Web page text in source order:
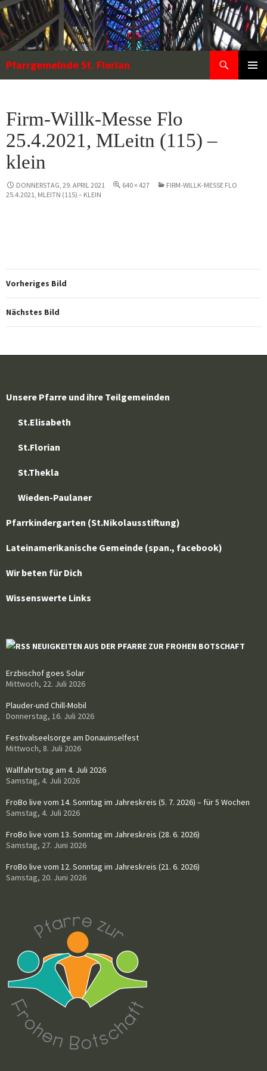
Zum
Inhalt
springen
Pfarrgemeinde St. Florian
Firm-Willk-Messe Flo
25.4.2021, MLeitn (115) –
klein
DONNERSTAG, 29. APRIL 2021 640 × 427
FIRM-WILLK-MESSE FLO
25.4.2021, MLEITN (115) – KLEIN
Vorheriges Bild
Nächstes Bild
Unsere Pfarre und ihre Teilgemeinden
St.Elisabeth
St.Florian
St.Thekla
Wieden-Paulaner
Pfarrkindergarten (St.Nikolausstiftung)
Lateinamerikanische Gemeinde (span., facebook)
Wir beten für Dich
Wissenswerte Links
NEUIGKEITEN AUS DER PFARRE ZUR FROHEN BOTSCHAFT
Erzbischof goes Solar
Mittwoch, 22. Juli 2026
Plauder-und Chill-Mobil
Donnerstag, 16. Juli 2026
Festivalseelsorge am Donauinselfest
Mittwoch, 8. Juli 2026
Wallfahrtstag am 4. Juli 2026
Samstag, 4. Juli 2026
FroBo live vom 14. Sonntag im Jahreskreis (5. 7. 2026) – für 5 Wochen
Samstag, 4. Juli 2026
FroBo live vom 13. Sonntag im Jahreskreis (28. 6. 2026)
Samstag, 27. Juni 2026
FroBo live vom 12. Sonntag im Jahreskreis (21. 6. 2026)
Samstag, 20. Juni 2026